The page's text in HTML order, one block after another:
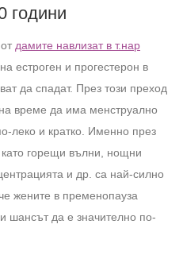
години
дамите навлизат в т.нар
на естроген и прогестерон в
да спадат. През този преход
време да има менструално
леко и кратко. Именно през
горещи вълни, нощни
и др. са най-силно
жените в пременопауза
шансът да е значително по-